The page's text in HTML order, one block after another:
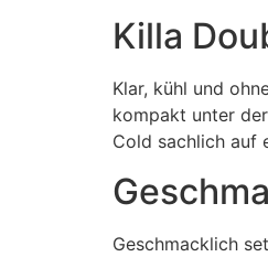
Killa
Klar, kühl und
kompakt unter
Cold sachlich auf
Geschmacklich